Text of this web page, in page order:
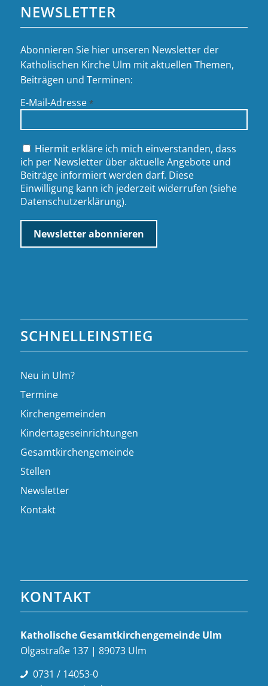
NEWSLETTER
Abonnieren Sie hier unseren Newsletter der
Katholischen Kirche Ulm mit aktuellen Themen,
Beiträgen und Terminen:
E-Mail-Adresse *
Hiermit erkläre ich mich einverstanden, dass
ich per Newsletter über aktuelle Angebote und
Beiträge informiert werden darf. Diese
Einwilligung kann ich jederzeit widerrufen (siehe
Datenschutzerklärung).
SCHNELLEINSTIEG
Neu in Ulm?
Termine
Kirchengemeinden
Kindertageseinrichtungen
Gesamtkirchengemeinde
Stellen
Newsletter
Kontakt
KONTAKT
Katholische Gesamt­kirchen­gemeinde Ulm
Olgastraße 137 | 89073 Ulm
0731 / 14053-0